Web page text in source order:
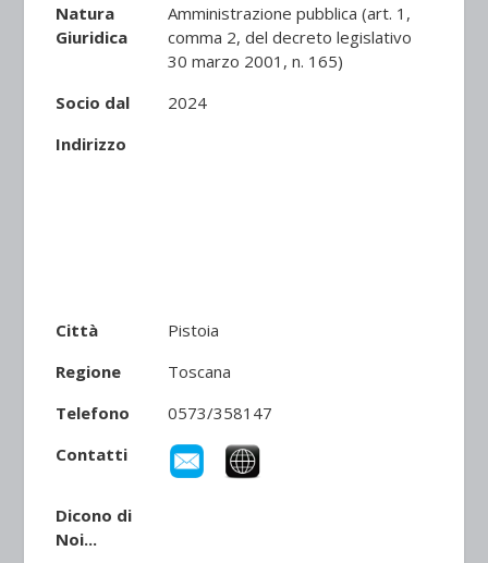
Natura
Giuridica
Amministrazione pubblica (art. 1,
comma 2, del decreto legislativo
30 marzo 2001, n. 165)
Socio dal
2024
Indirizzo
Città
Pistoia
Regione
Toscana
Telefono
0573/358147
Contatti
Dicono di
Noi...